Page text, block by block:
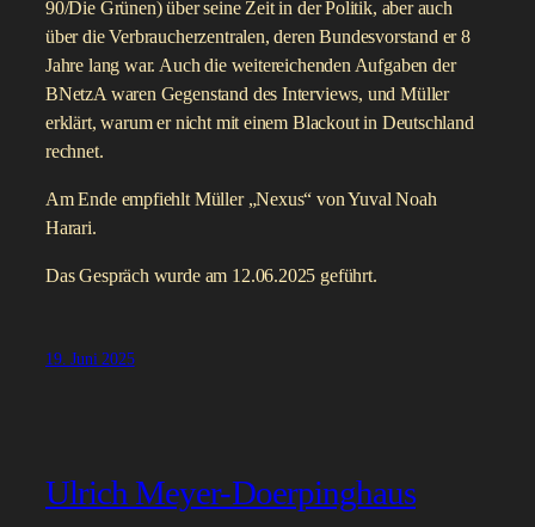
90/Die Grünen) über seine Zeit in der Politik, aber auch
über die Verbraucherzentralen, deren Bundesvorstand er 8
Jahre lang war. Auch die weitereichenden Aufgaben der
BNetzA waren Gegenstand des Interviews, und Müller
erklärt, warum er nicht mit einem Blackout in Deutschland
rechnet.
Am Ende empfiehlt Müller „Nexus“ von Yuval Noah
Harari.
Das Gespräch wurde am 12.06.2025 geführt.
19. Juni 2025
Ulrich Meyer-Doerpinghaus